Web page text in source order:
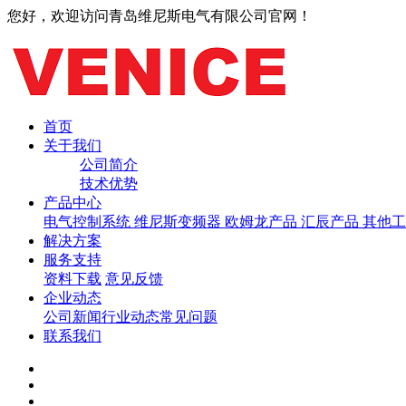
您好，欢迎访问青岛维尼斯电气有限公司官网！
首页
关于我们
公司简介
技术优势
产品中心
电气控制系统 维尼斯变频器 欧姆龙产品 汇辰产品 其他
解决方案
服务支持
资料下载 意见反馈
企业动态
公司新闻行业动态常见问题
联系我们